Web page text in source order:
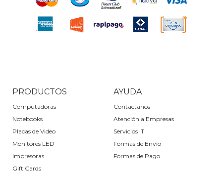
PRODUCTOS
Computadoras
Notebooks
Placas de Video
Monitores LED
Impresoras
Gift Cards
AYUDA
Contactanos
Atención a Empresas
Servicios IT
Formas de Envío
Formas de Pago